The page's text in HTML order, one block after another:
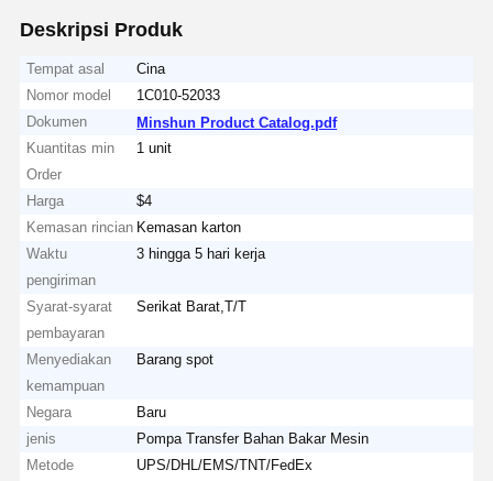
Deskripsi Produk
Tempat asal
Cina
Nomor model
1C010-52033
Dokumen
Minshun Product Catalog.pdf
Kuantitas min
Order
1 unit
Harga
$4
Kemasan rincian Kemasan karton
Waktu
pengiriman
3 hingga 5 hari kerja
Syarat-syarat
pembayaran
Serikat Barat,T/T
Menyediakan
kemampuan
Barang spot
Negara
Baru
jenis
Pompa Transfer Bahan Bakar Mesin
Metode
UPS/DHL/EMS/TNT/FedEx